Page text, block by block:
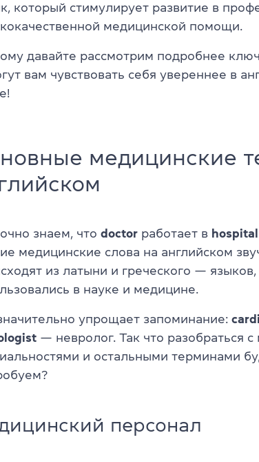
который стимулирует развитие в
медицинской помощи.
давайте рассмотрим подробнее
вам чувствовать себя увереннее в
медицинские
знаем, что doctor работает в hospital
медицинские слова на английском
из латыни и греческого —
в науке и медицине.
упрощает запоминание:
— невролог. Так что разобраться
и остальными терминами
персонал